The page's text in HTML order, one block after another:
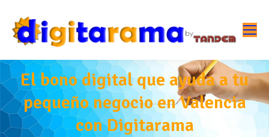
El bono digital que ayuda a tu
pequeño negocio en Valencia
con Digitarama